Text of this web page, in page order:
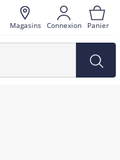
Magasins Connexion Panier